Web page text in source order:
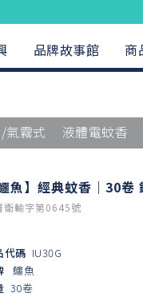
品牌故事館 商
氣霧式 液體電蚊香
鱷魚】經典蚊香｜30卷
衛輸字第0645號
代碼 IU30G
鱷魚
30卷